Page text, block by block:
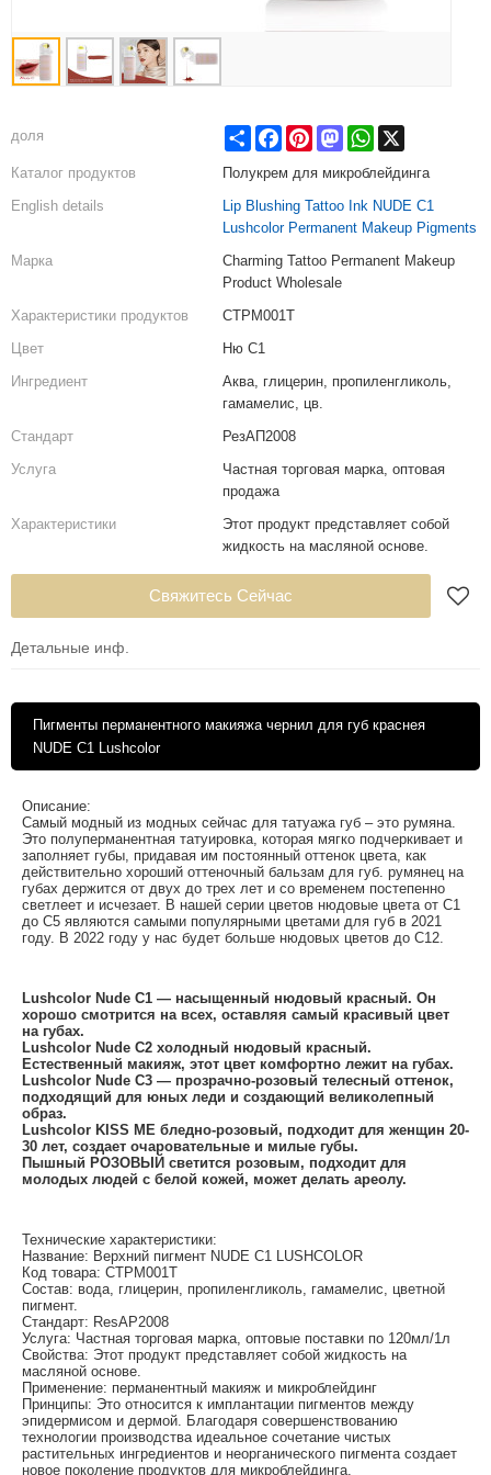
доля Share FacebookPinterestMastodonWhatsApp
Каталог продуктов
Полукрем для микроблейдинга
English details
Lip Blushing Tattoo Ink NUDE C1
Lushcolor Permanent Makeup Pigments
Марка
Charming Tattoo Permanent Makeup
Product Wholesale
Характеристики продуктов
CTPM001T
Цвет
Ню С1
Ингредиент
Аква, глицерин, пропиленгликоль,
гамамелис, цв.
Стандарт
РезАП2008
Услуга
Частная торговая марка, оптовая
продажа
Характеристики
Этот продукт представляет собой
жидкость на масляной основе.
Свяжитесь Сейчас
Детальные инф.
Пигменты перманентного макияжа чернил для губ краснея
NUDE C1 Lushcolor
Описание:
Самый модный из модных сейчас для татуажа губ – это румяна.
Это полуперманентная татуировка, которая мягко подчеркивает и
заполняет губы, придавая им постоянный оттенок цвета, как
действительно хороший оттеночный бальзам для губ. румянец на
губах держится от двух до трех лет и со временем постепенно
светлеет и исчезает. В нашей серии цветов нюдовые цвета от C1
до C5 являются самыми популярными цветами для губ в 2021
году. В 2022 году у нас будет больше нюдовых цветов до C12.
Lushcolor Nude C1 — насыщенный нюдовый красный. Он
хорошо смотрится на всех, оставляя самый красивый цвет
на губах.
Lushcolor Nude C2 холодный нюдовый красный.
Естественный макияж, этот цвет комфортно лежит на губах.
Lushcolor Nude C3 — прозрачно-розовый телесный оттенок,
подходящий для юных леди и создающий великолепный
образ.
Lushcolor KISS ME бледно-розовый, подходит для женщин 20-
30 лет, создает очаровательные и милые губы.
Пышный РОЗОВЫЙ светится розовым, подходит для
молодых людей с белой кожей, может делать ареолу.
Технические характеристики:
Название: Верхний пигмент NUDE C1 LUSHCOLOR
Код товара: CTPM001T
Состав: вода, глицерин, пропиленгликоль, гамамелис, цветной
пигмент.
Стандарт: ResAP2008
Услуга: Частная торговая марка, оптовые поставки по 120мл/1л
Свойства: Этот продукт представляет собой жидкость на
масляной основе.
Применение: перманентный макияж и микроблейдинг
Принципы: Это относится к имплантации пигментов между
эпидермисом и дермой. Благодаря совершенствованию
технологии производства идеальное сочетание чистых
растительных ингредиентов и неорганического пигмента создает
новое поколение продуктов для микроблейдинга.